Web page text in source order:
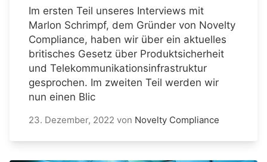
Im ersten Teil unseres Interviews mit
Marlon Schrimpf, dem Gründer von Novelty
Compliance, haben wir über ein aktuelles
britisches Gesetz über Produktsicherheit
und Telekommunikationsinfrastruktur
gesprochen. Im zweiten Teil werden wir
nun einen Blic
23. Dezember, 2022 von Novelty Compliance